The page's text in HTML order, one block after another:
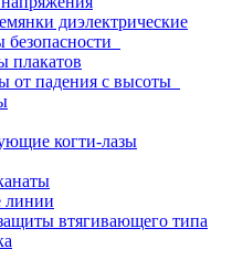
диэлектрические
безопасности
плакатов
от падения с высоты
когти-лазы
линии
втягивающего типа